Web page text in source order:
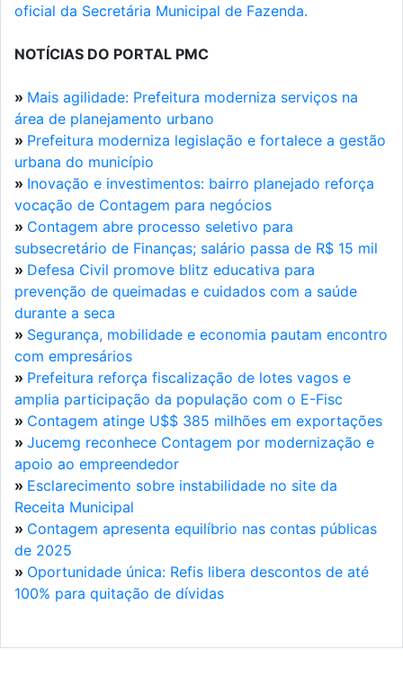
oficial da Secretária Municipal de Fazenda.
NOTÍCIAS DO PORTAL PMC
» Mais agilidade: Prefeitura moderniza serviços na
área de planejamento urbano
» Prefeitura moderniza legislação e fortalece a gestão
urbana do município
» Inovação e investimentos: bairro planejado reforça
vocação de Contagem para negócios
» Contagem abre processo seletivo para
subsecretário de Finanças; salário passa de R$ 15 mil
» Defesa Civil promove blitz educativa para
prevenção de queimadas e cuidados com a saúde
durante a seca
» Segurança, mobilidade e economia pautam encontro
com empresários
» Prefeitura reforça fiscalização de lotes vagos e
amplia participação da população com o E-Fisc
» Contagem atinge U$$ 385 milhões em exportações
» Jucemg reconhece Contagem por modernização e
apoio ao empreendedor
» Esclarecimento sobre instabilidade no site da
Receita Municipal
» Contagem apresenta equilíbrio nas contas públicas
de 2025
» Oportunidade única: Refis libera descontos de até
100% para quitação de dívidas